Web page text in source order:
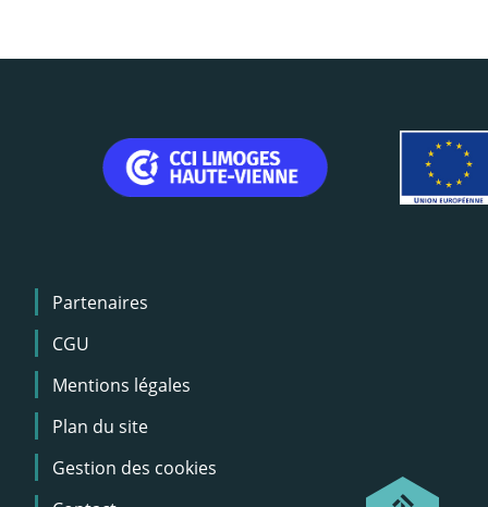
Menu
Pied
de
page
Partenaires
CGU
Mentions légales
Plan du site
Gestion des cookies